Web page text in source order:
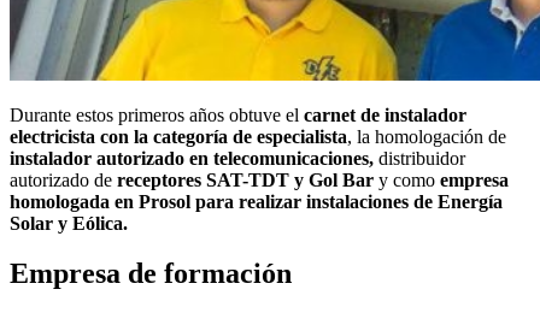
Durante estos primeros años obtuve el carnet de instalador
electricista con la categoría de especialista, la homologación de
instalador autorizado en telecomunicaciones, distribuidor
autorizado de receptores SAT-TDT y Gol Bar y como empresa
homologada en Prosol para realizar instalaciones de Energía
Solar y Eólica.
Empresa de formación